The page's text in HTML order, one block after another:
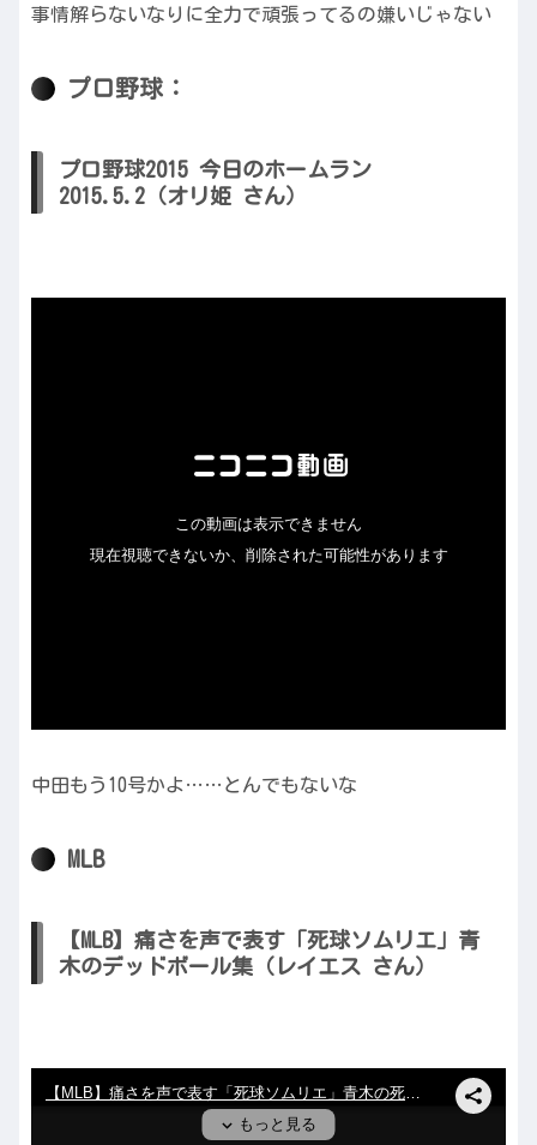
事情解らないなりに全力で頑張ってるの嫌いじゃない
プロ野球：
プロ野球2015 今日のホームラン
2015.5.2（オリ姫 さん）
中田もう10号かよ……とんでもないな
MLB
【MLB】痛さを声で表す「死球ソムリエ」青
木のデッドボール集（レイエス さん）